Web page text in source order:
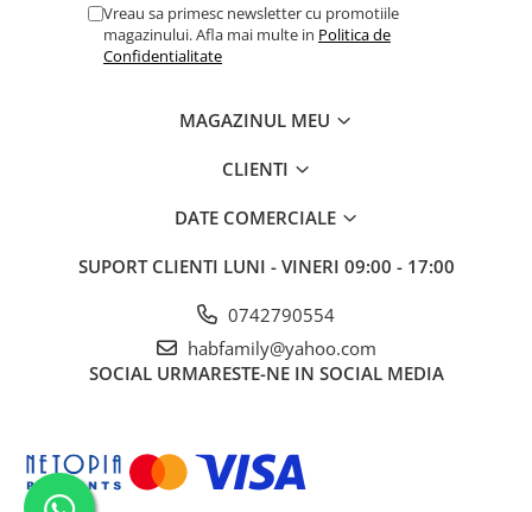
Vreau sa primesc newsletter cu promotiile
magazinului. Afla mai multe in Politica de
Confidentialitate
MAGAZINUL MEU
CLIENTI
DATE COMERCIALE
SUPORT CLIENTI LUNI - VINERI 09:00 - 17:00
0742790554
habfamily@yahoo.com
SOCIAL URMARESTE-NE IN SOCIAL MEDIA